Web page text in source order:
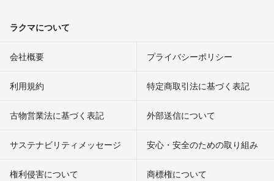
ラクマについて
会社概要 プライバシーポリシー
利用規約 特定商取引法に基づく表記
古物営業法に基づく表記 外部送信について
サステナビリティメッセージ 安心・安全のための取り組み
権利侵害について
商標権について